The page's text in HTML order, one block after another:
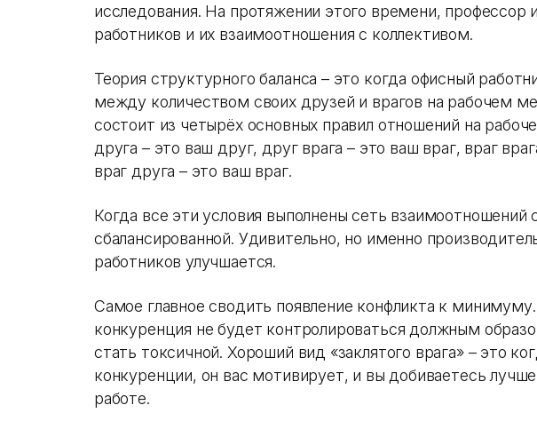
исследования. На протяжении этого времени, профессор
работников и их взаимоотношения с коллективом.
Теория структурного баланса – это когда офисный
между количеством своих друзей и врагов на рабочем
состоит из четырёх основных правил отношений на
друга – это ваш друг, друг врага – это ваш враг, враг
враг друга – это ваш враг.
Когда все эти условия выполнены сеть взаимоотношений
сбалансированной. Удивительно, но именно
работников улучшается.
Самое главное сводить появление конфликта к
конкуренция не будет контролироваться должным
стать токсичной. Хороший вид «заклятого врага» – это
конкуренции, он вас мотивирует, и вы добиваетесь
работе.